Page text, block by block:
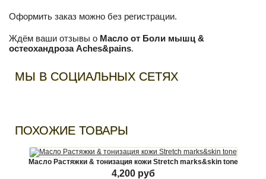
Оформить заказ можно без регистрации.
Ждём ваши отзывы о Масло от Боли мышц &
остеохандроза Aches&pains.
МЫ В СОЦИАЛЬНЫХ СЕТЯХ
ПОХОЖИЕ ТОВАРЫ
Масло Растяжки & тонизация кожи Stretch marks&skin tone
4,200 руб